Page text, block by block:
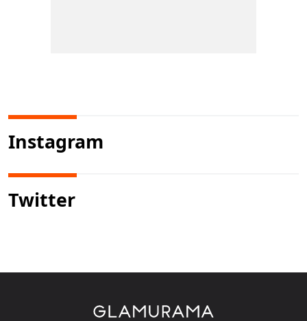
Instagram
Twitter